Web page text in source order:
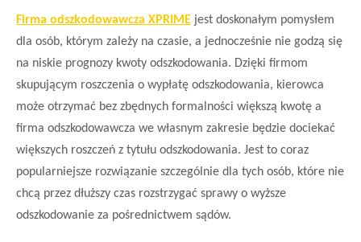
Firma odszkodowawcza XPRIME jest doskonałym pomysłem
dla osób, którym zależy na czasie, a jednocześnie nie godzą się
na niskie prognozy kwoty odszkodowania. Dzięki firmom
skupującym roszczenia o wypłatę odszkodowania, kierowca
może otrzymać bez zbędnych formalności większą kwotę a
firma odszkodowawcza we własnym zakresie będzie dociekać
większych roszczeń z tytułu odszkodowania. Jest to coraz
popularniejsze rozwiązanie szczególnie dla tych osób, które nie
chcą przez dłuższy czas rozstrzygać sprawy o wyższe
odszkodowanie za pośrednictwem sądów.